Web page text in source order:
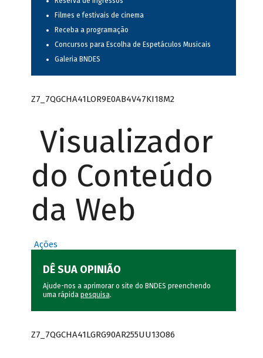
Filmes e festivais de cinema
Receba a programação
Concursos para Escolha de Espetáculos Musicais
Galeria BNDES
Z7_7QGCHA41LOR9E0AB4V47KI18M2
Visualizador
do Conteúdo
da Web
Ações
DÊ SUA OPINIÃO
Ajude-nos a aprimorar o site do BNDES preenchendo
uma rápida pesquisa.
Z7_7QGCHA41LGRG90AR255UU13O86